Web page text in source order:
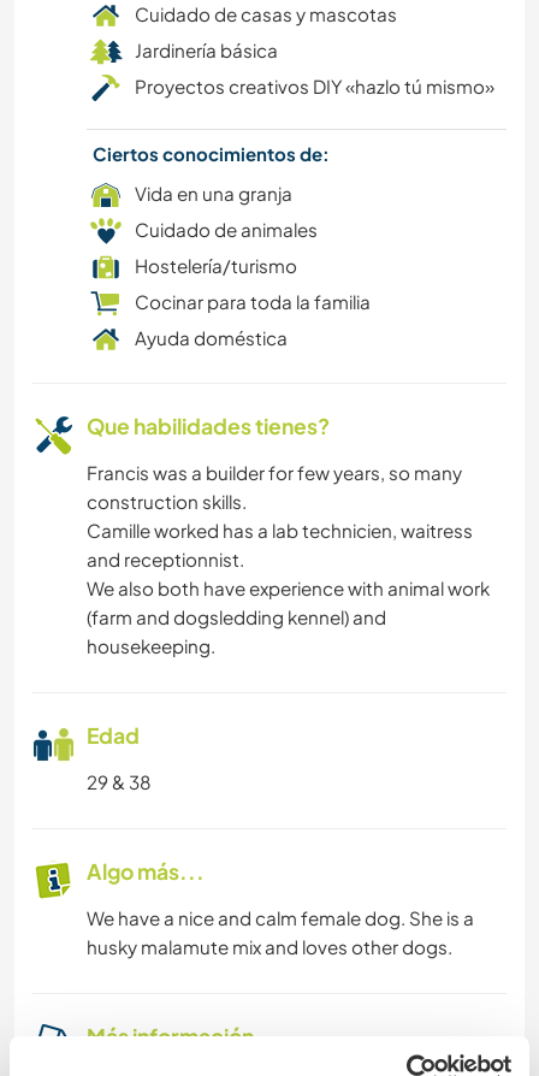
Cuidado de casas y mascotas
Jardinería básica
Proyectos creativos DIY «hazlo tú mismo»
Ciertos conocimientos de:
Vida en una granja
Cuidado de animales
Hostelería/turismo
Cocinar para toda la familia
Ayuda doméstica
Que habilidades tienes?
Francis was a builder for few years, so many
construction skills.
Camille worked has a lab technicien, waitress
and receptionnist.
We also both have experience with animal work
(farm and dogsledding kennel) and
housekeeping.
Edad
29 & 38
Algo más...
We have a nice and calm female dog. She is a
husky malamute mix and loves other dogs.
Más información